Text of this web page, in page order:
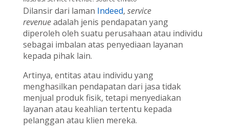
Dilansir dari laman Indeed, service
revenueadalah jenis pendapatan yang
diperoleh oleh suatu perusahaan atau individu
sebagai imbalan atas penyediaan layanan
kepada pihak lain.
Artinya, entitas atau individu yang
menghasilkan pendapatan dari jasa tidak
menjual produk fisik, tetapi menyediakan
layanan atau keahlian tertentu kepada
pelanggan atau klien mereka.